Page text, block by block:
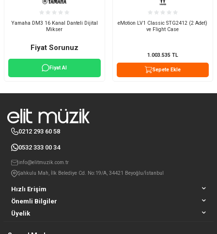
Yamaha DM3 16 Kanal Danteli Dijital
Mikser
Fiyat Sorunuz
Fiyat Al
eMotion LV1 Classic STG2412 (2 Adet)
ve Flight Case
1.003.535TL
Sepete Ekle
Hızlı Erişim
Önemli Bilgiler
Üyelik
0212 293 60 58
0532 333 00 34
info@elitmuzik.com.tr
Şahkulu Mah, İlk Belediye Cd. No:19/A, 34421 Beyoğlu/İstanbul